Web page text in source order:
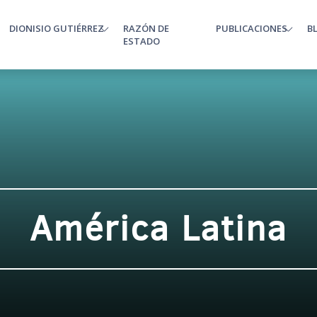
DIONISIO GUTIÉRREZ
RAZÓN DE
ESTADO
PUBLICACIONES
América Latina